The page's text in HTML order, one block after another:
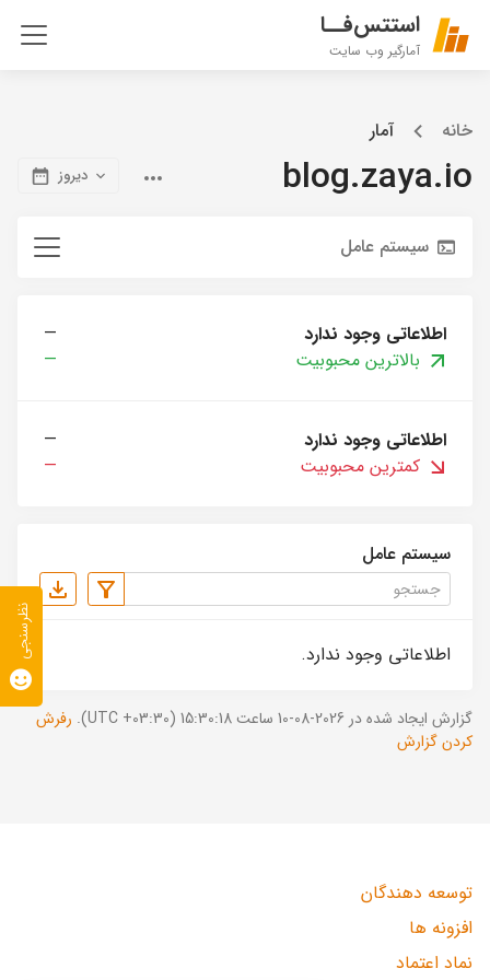
استتس‌فــا
آمارگیر وب سایت
خانه آمار
blog.zaya.io دیروز
سیستم عامل
اطلاعاتی وجود ندارد
—
بالاترین محبوبیت
—
اطلاعاتی وجود ندارد
—
کمترین محبوبیت
—
سیستم عامل
اطلاعاتی وجود ندارد.
گزارش ایجاد شده در 2026-08-10 ساعت 15:30:18 (UTC +03:30).
رفرش
کردن گزارش
توسعه دهندگان
افزونه ها
نماد اعتماد
نظرسنجی